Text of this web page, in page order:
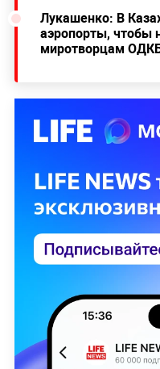
Лукашенко: В
аэропорты, чтобы
миротворцам